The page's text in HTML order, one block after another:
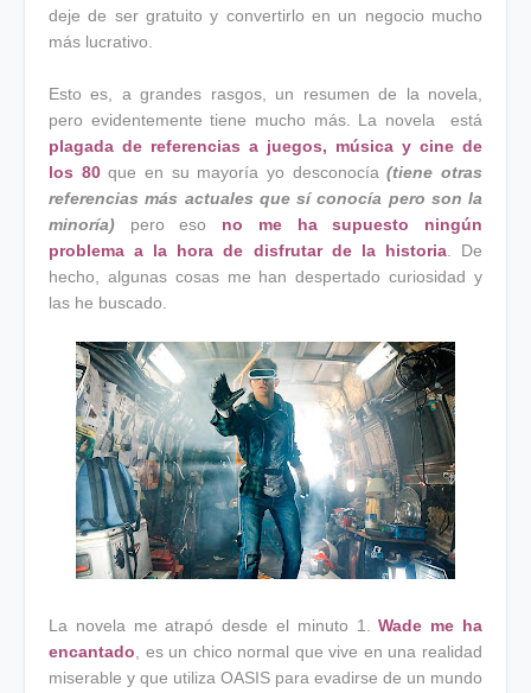
deje de ser gratuito y convertirlo en un negocio mucho
más lucrativo.
Esto es, a grandes rasgos, un resumen de la novela,
pero evidentemente tiene mucho más. La novela está
plagada de referencias a juegos, música y cine de
los 80que en su mayoría yo desconocía(tiene otras
referencias más actuales que sí conocía pero son la
minoría) pero eso no me ha supuesto ningún
problema a la hora de disfrutar de la historia. De
hecho, algunas cosas me han despertado curiosidad y
las he buscado.
La novela me atrapó desde el minuto 1.Wade me ha
encantado , es un chico normal que vive en una realidad
miserable y que utiliza OASIS para evadirse de un mundo